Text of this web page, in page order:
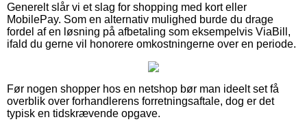
Generelt slår vi et slag for shopping med kort eller
MobilePay. Som en alternativ mulighed burde du drage
fordel af en løsning på afbetaling som eksempelvis ViaBill,
ifald du gerne vil honorere omkostningerne over en periode.
Før nogen shopper hos en netshop bør man ideelt set få
overblik over forhandlerens forretningsaftale, dog er det
typisk en tidskrævende opgave.